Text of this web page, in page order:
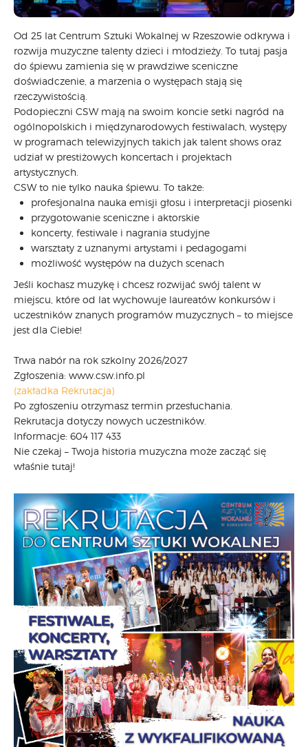
ZGŁOŚ UDZIAŁ
Od 25 lat Centrum Sztuki Wokalnej w Rzeszowie odkrywa i
rozwija muzyczne talenty dzieci i młodzieży. To tutaj pasja
do śpiewu zamienia się w prawdziwe sceniczne
doświadczenie, a marzenia o występach stają się
rzeczywistością.
Podopieczni CSW mają na swoim koncie setki nagród na
ogólnopolskich i międzynarodowych festiwalach, występy
w programach telewizyjnych takich jak talent shows oraz
udział w prestiżowych koncertach i projektach
artystycznych.
CSW to nie tylko nauka śpiewu. To także:
profesjonalna nauka emisji głosu i interpretacji piosenki
przygotowanie sceniczne i aktorskie
koncerty, festiwale i nagrania studyjne
warsztaty z uznanymi artystami i pedagogami
możliwość występów na dużych scenach
Jeśli kochasz muzykę i chcesz rozwijać swój talent w
miejscu, które od lat wychowuje laureatów konkursów i
uczestników znanych programów muzycznych – to miejsce
jest dla Ciebie!
Trwa nabór na rok szkolny 2026/2027
Zgłoszenia: www.csw.info.pl
(zakładka Rekrutacja)
Po zgłoszeniu otrzymasz termin przesłuchania.
Rekrutacja dotyczy nowych uczestników.
Informacje: 604 117 433
Nie czekaj – Twoja historia muzyczna może zacząć się
właśnie tutaj!